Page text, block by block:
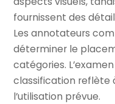
fournissent des
Les annotateurs
déterminer le
catégories.
classification reflète
l’utilisation prévue.